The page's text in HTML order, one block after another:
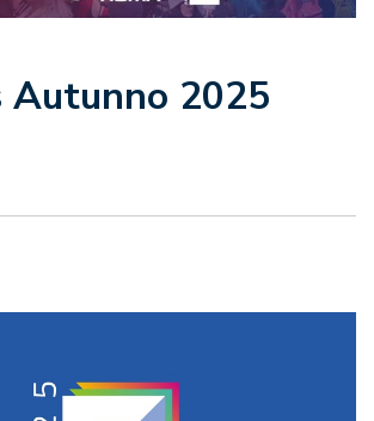
Autunno 2025